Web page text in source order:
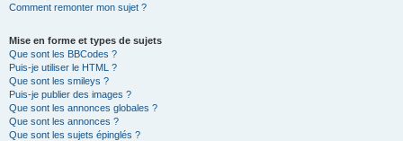
Comment remonter mon sujet ?
Mise en forme et types de sujets
Que sont les BBCodes ?
Puis-je utiliser le HTML ?
Que sont les smileys ?
Puis-je publier des images ?
Que sont les annonces globales ?
Que sont les annonces ?
Que sont les sujets épinglés ?